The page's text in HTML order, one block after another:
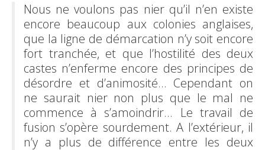
Nous ne voulons pas nier qu’il n’en existe
encore beaucoup aux colonies anglaises,
que la ligne de démarcation n’y soit encore
fort tranchée, et que l’hostilité des deux
castes n’enferme encore des principes de
désordre et d’animosité... Cependant on
ne saurait nier non plus que le mal ne
commence à s’amoindrir... Le travail de
fusion s’opère sourdement. A l’extérieur, il
n’y a plus de différence entre les deux